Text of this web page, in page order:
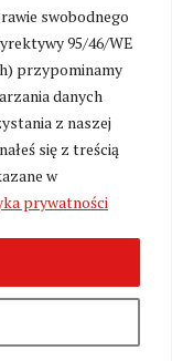
swobodnego
95/46/WE
przypominamy
danych
z naszej
się z treścią
w
prywatności